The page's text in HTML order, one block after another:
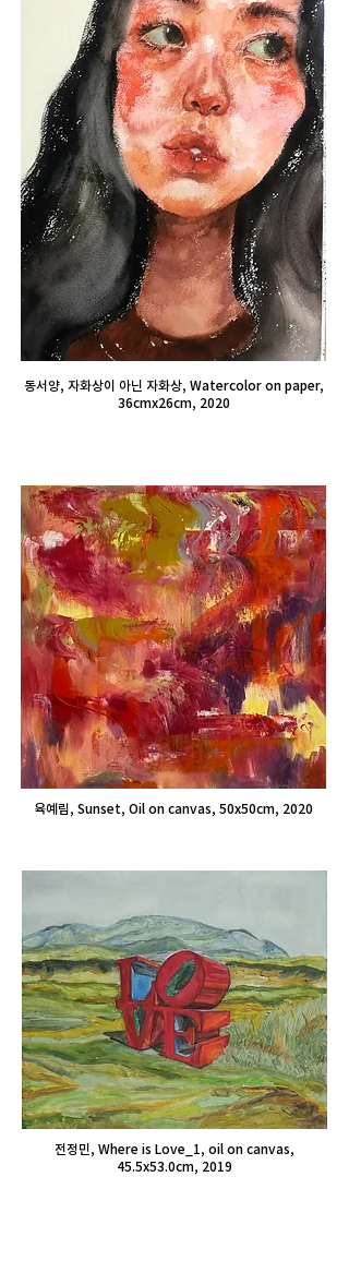
동서양, 자화상이 아닌 자화상, Watercolor on paper,
36cmx26cm, 2020
육예림, Sunset, Oil on canvas, 50x50cm, 2020
전정민, Where is Love_1, oil on canvas,
45.5x53.0cm, 2019